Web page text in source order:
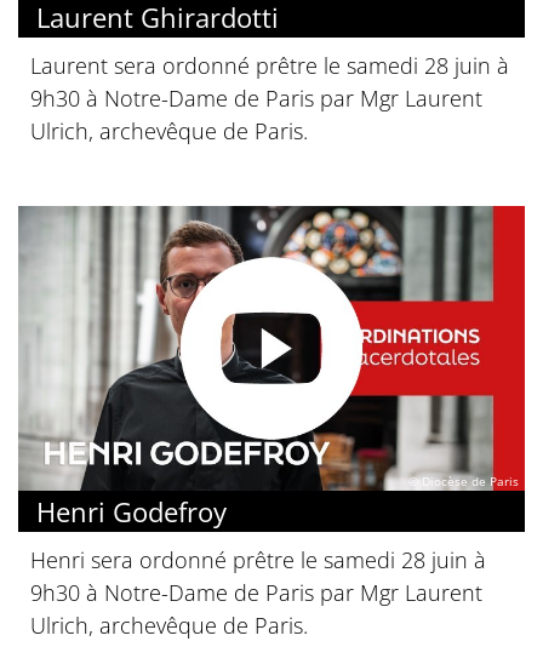
Laurent Ghirardotti
Laurent sera ordonné prêtre le samedi 28 juin à
9h30 à Notre-Dame de Paris par Mgr Laurent
Ulrich, archevêque de Paris.
© Diocèse de Paris
Henri Godefroy
Henri sera ordonné prêtre le samedi 28 juin à
9h30 à Notre-Dame de Paris par Mgr Laurent
Ulrich, archevêque de Paris.